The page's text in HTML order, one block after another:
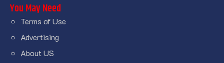
You May Need
Terms of Use
Advertising
About US